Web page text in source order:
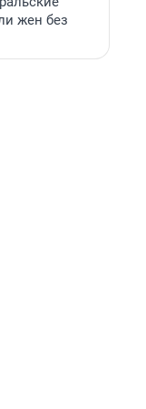
жен без